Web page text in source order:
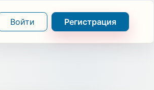
Войти Регистрация